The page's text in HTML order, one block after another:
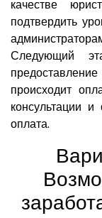
качестве
подтвердить
Следующий
происходит
консультации
оплата.